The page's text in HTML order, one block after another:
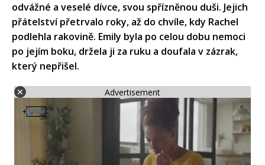
odvážné a veselé dívce, svou spřízněnou duši. Jejich
přátelství přetrvalo roky, až do chvíle, kdy Rachel
podlehla rakovině. Emily byla po celou dobu nemoci
po jejím boku, držela ji za ruku a doufala v zázrak,
který nepřišel.
Advertisement